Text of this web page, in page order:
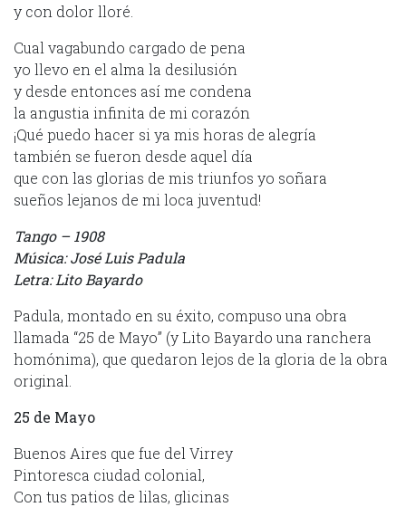
y con dolor lloré.
Cual vagabundo cargado de pena
yo llevo en el alma la desilusión
y desde entonces así me condena
la angustia infinita de mi corazón
¡Qué puedo hacer si ya mis horas de alegría
también se fueron desde aquel día
que con las glorias de mis triunfos yo soñara
sueños lejanos de mi loca juventud!
Tango – 1908
Música: José Luis Padula
Letra: Lito Bayardo
Padula, montado en su éxito, compuso una obra
llamada “25 de Mayo” (y Lito Bayardo una ranchera
homónima), que quedaron lejos de la gloria de la obra
original.
25 de Mayo
Buenos Aires que fue del Virrey
Pintoresca ciudad colonial,
Con tus patios de lilas, glicinas